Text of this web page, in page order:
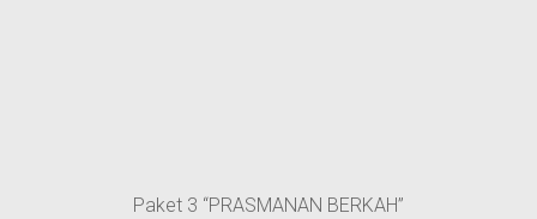
Paket 3 “PRASMANAN BERKAH”